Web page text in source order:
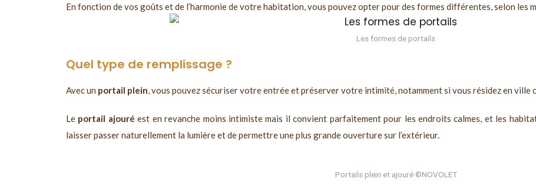
En fonction de vos goûts et de l’harmonie de votre habitation, vous pouvez opter pour des formes différentes, selon les
Les formes de portails
Quel type de remplissage ?
Avec un portail plein, vous pouvez sécuriser votre entrée et préserver votre intimité, notamment si vous résidez en ville
Le portail ajouré est en revanche moins intimiste mais il convient parfaitement pour les endroits calmes, et les
laisser passer naturellement la lumière et de permettre une plus grande ouverture sur l’extérieur.
Portails plein et ajouré ©NOVOLET